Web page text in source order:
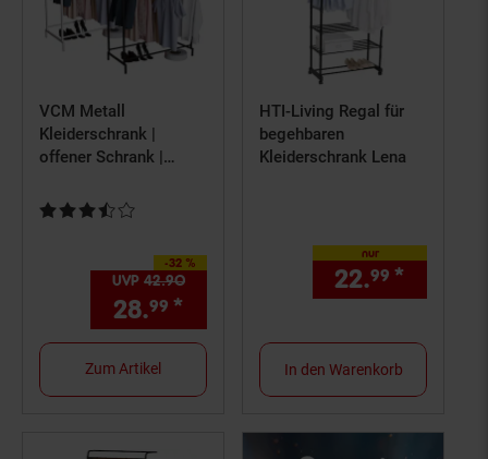
VCM Metall
Kleiderschrank |
offener Schrank |
Kleiderständer| Maße
Kundenbewertung: 3,5 von 5 Sternen
-32 %
Sie Sparen 32 Prozent,
UVP 42.90
28.99 * Aktueller Preis: 28,99€
Zum Artikel
HTI-Living Regal für
begehbaren
Kleiderschrank Lena
nur
22.99 *
In den Warenkorb